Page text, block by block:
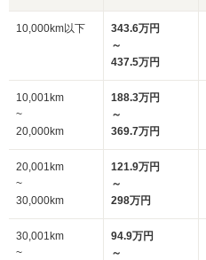
10,000km以下
343.6万円
～
437.5万円
10,001km
~
20,000km
188.3万円
～
369.7万円
20,001km
~
30,000km
121.9万円
～
298万円
30,001km
~
94.9万円
～